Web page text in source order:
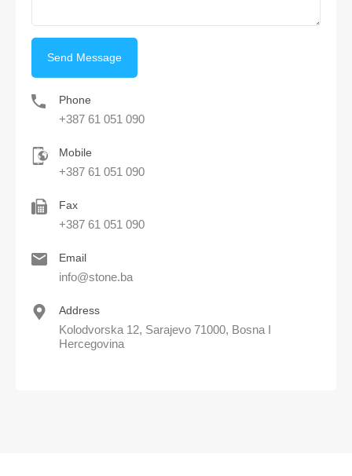
Phone
+387 61 051 090
Mobile
+387 61 051 090
Fax
+387 61 051 090
Email
info@stone.ba
Address
Kolodvorska 12, Sarajevo 71000, Bosna I
Hercegovina